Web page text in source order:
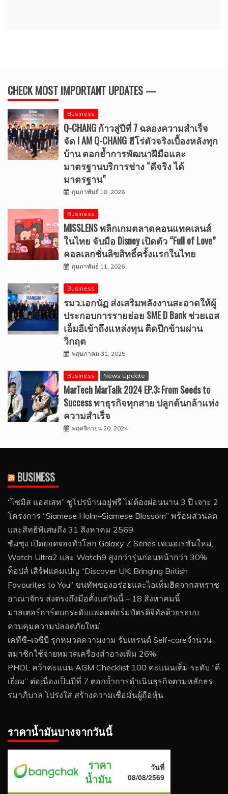
CHECK MOST IMPORTANT UPDATES —
Business
Q-CHANG ก้าวสู่ปีที่ 7 ฉลองความสำเร็จ
จัด I AM Q-CHANG ฮีโร่ตัวจริงเบื้องหลังทุก
บ้าน ตอกย้ำการพัฒนาฝีมือและ
มาตรฐานบริการช่าง “ดีจริง ได้
มาตรฐาน”
กุมภาพันธ์ 18, 2026
Business
MISSLENS พลิกเกมตลาดคอนแทคเลนส์
ในไทย จับมือ Disney เปิดตัว “Full of Love”
คอลเลกชั่นลิขสิทธิ์ครั้งแรกในไทย
กุมภาพันธ์ 11, 2026
Business
รมว.เอกนัฏ ส่งเสริมพลังงานสะอาดให้ผู้
ประกอบการรายย่อย SME D Bank ช่วยเอส
เอ็มอีเข้าถึงแหล่งทุน ติดปีกข้ามผ่าน
วิกฤต
พฤษภาคม 31, 2025
Business News Update
MarTech MarTalk 2024 EP.3: From Seeds to
Success พาธุรกิจทุกสาย ปลูกต้นกล้าแห่ง
ความสำเร็จ
พฤศจิกายน 20, 2024
BUSINESS
“ไซมิส แอสเสท” ชูโปรบ้านอยู่ฟรี ไม่ต้องผ่อนนาน 3 ปี เจาะ 2
โครงการ “Siamese Holm–Siamese Blossom” พร้อมส่วนลด
และสิทธิพิเศษถึง 31 สิงหาคม 2569
ซัมซุง เปิดยอดจองทั่วโลก Galaxy Z Series เจเนอเรชันใหม่,
Watch Ultra2 และ Watch9 สูงกว่ารุ่นก่อนหน้ากว่า 30%
ท็อปส์ เสิร์ฟแคมเปญ “Discover UK: Bringing British
Favourites to You” ขนทัพของอร่อยและไอเท็มฮิตจากสหราช
อาณาจักร ส่งตรงถึงมือตั้งแต่วันนี้ – 18 สิงหาคมนี้
มาสเตอร์การ์ดยกระดับแพลตฟอร์มบัตรดิจิทัลด้วยระบบ
ควบคุมความปลอดภัยใหม่
เคทีซี–เจซีบี รุกหมวดความงาม รับเทรนด์ Self-careจำนวน
สมาชิกใช้จ่ายหมวดเครื่องสำอางเพิ่ม 26%
PHOL คว้าคะแนน AGM Checklist 100 คะแนนเต็ม ระดับ “ดี
เยี่ยม” ต่อเนื่องเป็นปีที่ 7 ตอกย้ำการดำเนินธุรกิจตามหลักธร
รมาภิบาล โปร่งใส สร้างความเชื่อมั่นผู้ถือหุ้น
ราคาน้ำมันบางจากวันนี้